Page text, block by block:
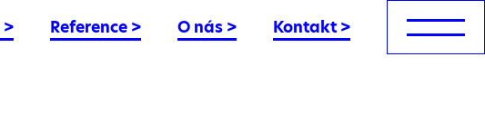
> Reference > O nás > Kontakt >